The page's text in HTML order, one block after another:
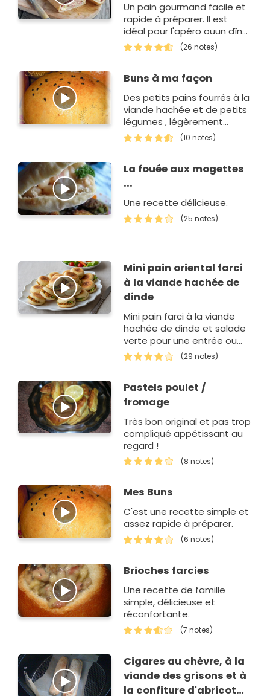
Un pain gourmand facile et
rapide à préparer. Il est
idéal pour l'apéro ouun dîner
léger à accompagner d'une
salade…
(26 notes)
Buns à ma façon
Des petits pains fourrés à la
viande hachée et de petits
légumes , légèrement
épicés.Des petits pains
remplis de saveurs de
(10 notes)
La fouée aux mogettes
...
Une recette délicieuse.
(25 notes)
Mini pain oriental farci
à la viande hachée de
dinde
Mini pain farci à la viande
hachée de dinde et salade
verte pour une entrée ou
pour accompagner avec un
thé.
(29 notes)
Pastels poulet /
fromage
Très bon original et pas trop
compliqué appétissant au
regard !
(8 notes)
Mes Buns
C'est une recette simple et
assez rapide à préparer.
(6 notes)
Brioches farcies
Une recette de famille
simple, délicieuse et
réconfortante.
(7 notes)
Cigares au chèvre, à la
viande des grisons et à
la confiture d'abricot